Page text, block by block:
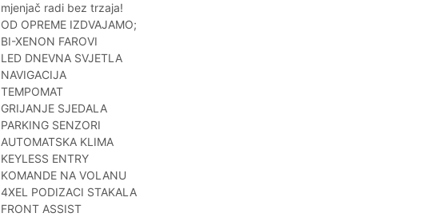
mjenjač radi bez trzaja!
OD OPREME IZDVAJAMO;
BI-XENON FAROVI
LED DNEVNA SVJETLA
NAVIGACIJA
TEMPOMAT
GRIJANJE SJEDALA
PARKING SENZORI
AUTOMATSKA KLIMA
KEYLESS ENTRY
KOMANDE NA VOLANU
4XEL PODIZACI STAKALA
FRONT ASSIST